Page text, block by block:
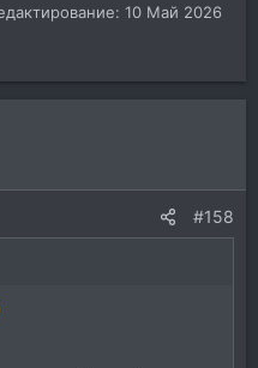
10 Май 2026
#158